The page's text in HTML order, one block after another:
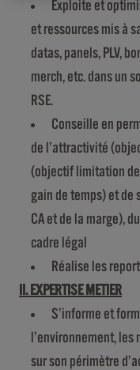
Exploite et
et ressources mis à
datas, panels, PLV,
merch, etc. dans un
RSE.
Conseille en
de l’attractivité
(objectif limitation
gain de temps) et
CA et de la marge),
cadre légal
Réalise les
II. EXPERTISE METIER
S’informe et
l’environnement,
sur son périmètre